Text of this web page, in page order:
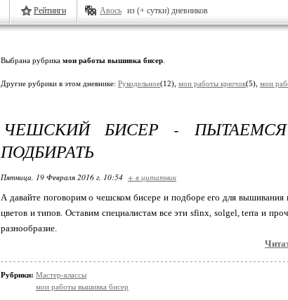
Рейтинги Авось из (+ сутки) дневников
Выбрана рубрика мои работы вышивка бисер
Другие рубрики в этом дневнике: Рукодельное(12), мои работы крючок(5), мои
ЧЕШСКИЙ БИСЕР - ПЫТАЕМСЯ
ПОДБИРАТЬ
Пятница, 19 Февраля 2016 г. 10:54 + в цитатник
А давайте поговорим о чешском бисере и подборе его для
цветов и типов. Оставим специалистам все эти sfinx, solgel, terra и
разнообразие.
Рубрики: Мастер-классы
мои работы вышивка бисер